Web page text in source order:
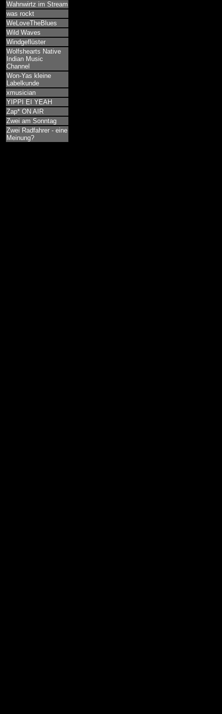
Wahnwirtz im Stream
was rockt
WeLoveTheBlues
Wild Waves
Windgeflüster
Wolfshearts Native
Indian Music
Channel
Won-Yas kleine
Labelkunde
xmusician
YIPPI EI YEAH
Zap* ON AIR
Zwei am Sonntag
Zwei Radfahrer - eine
Meinung?